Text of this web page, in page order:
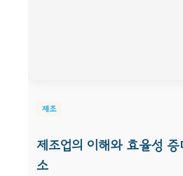
제조
제조업의 이해와 효율성
소